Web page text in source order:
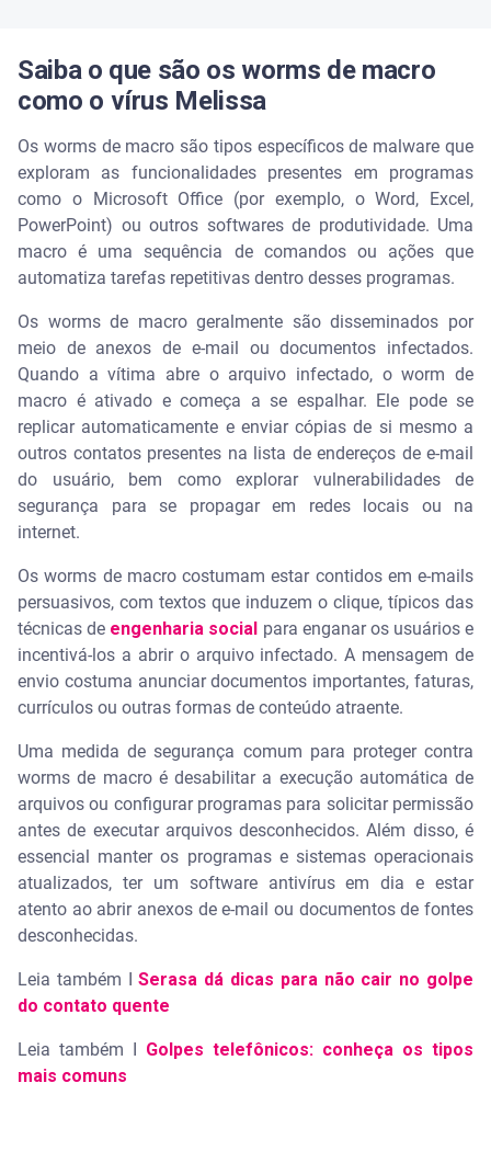
Saiba o que são os worms de macro
como o vírus Melissa
Os worms de macro são tipos específicos de malware que
exploram as funcionalidades presentes em programas
como o Microsoft Office (por exemplo, o Word, Excel,
PowerPoint) ou outros softwares de produtividade. Uma
macro é uma sequência de comandos ou ações que
automatiza tarefas repetitivas dentro desses programas.
Os worms de macro geralmente são disseminados por
meio de anexos de e-mail ou documentos infectados.
Quando a vítima abre o arquivo infectado, o worm de
macro é ativado e começa a se espalhar. Ele pode se
replicar automaticamente e enviar cópias de si mesmo a
outros contatos presentes na lista de endereços de e-mail
do usuário, bem como explorar vulnerabilidades de
segurança para se propagar em redes locais ou na
internet.
Os worms de macro costumam estar contidos em e-mails
persuasivos, com textos que induzem o clique, típicos das
técnicas de engenharia social para enganar os usuários e
incentivá-los a abrir o arquivo infectado. A mensagem de
envio costuma anunciar documentos importantes, faturas,
currículos ou outras formas de conteúdo atraente.
Uma medida de segurança comum para proteger contra
worms de macro é desabilitar a execução automática de
arquivos ou configurar programas para solicitar permissão
antes de executar arquivos desconhecidos. Além disso, é
essencial manter os programas e sistemas operacionais
atualizados, ter um software antivírus em dia e estar
atento ao abrir anexos de e-mail ou documentos de fontes
desconhecidas.
Leia também ISerasa dá dicas para não cair no golpe
do contato quente
Leia também I Golpes telefônicos: conheça os tipos
mais comuns